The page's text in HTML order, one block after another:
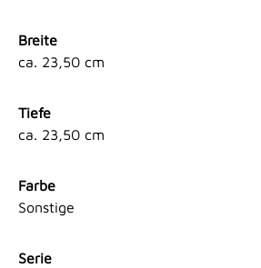
Breite
ca. 23,50 cm
Tiefe
ca. 23,50 cm
Farbe
Sonstige
Serie